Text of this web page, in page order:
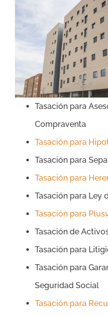
Tasación para
Compraventa
Tasación para
Tasación para
Tasación para
Tasación para Ley
Tasación para
Tasación de
Tasación para
Tasación para
Seguridad Social
Tasación para